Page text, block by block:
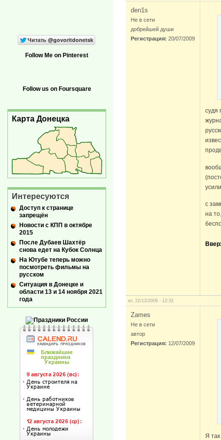
den1s
Не в сети
добрейшей души
Регистрация: 20/07/2009
судя
с
на
вт, 22/12/2009 - 12:32
Zames
Не в сети
автор
Регистрация: 12/07/2009
Я
Follow Me on Pinterest
Follow us on Foursquare
Карта Донецка
Интересуются
Доступ к странице
запрещён
Новости с КПП в октябре
2015
После Дубаев Шахтёр
снова едет на Кубок Солнца
На Ютубе теперь можно
посмотреть фильмы на
русском
Ситуация в Донецке и
области 13 и 14 ноября 2021
года